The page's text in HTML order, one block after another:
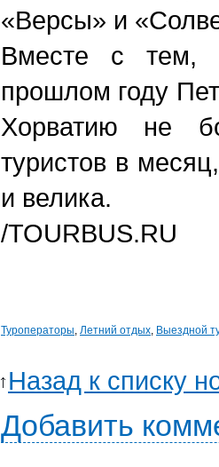
«Версы» и
Вместе с тем,
прошлом году
Хорватию не
туристов в
и велика.
/TOURBUS.RU
Туроператоры, Летний отдых, Выездной
Назад к списку
Добавить